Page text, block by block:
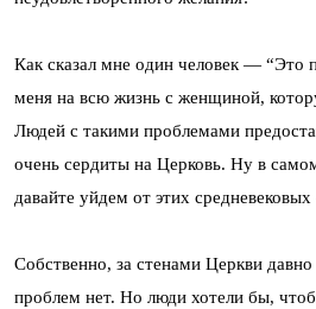
Как сказал мне один человек — “Это
меня на всю жизнь с женщиной,
Людей с такими проблемами
очень сердиты на Церковь. Ну в
давайте уйдем от этих
Собственно, за стенами Церкви
проблем нет. Но люди хотели бы,